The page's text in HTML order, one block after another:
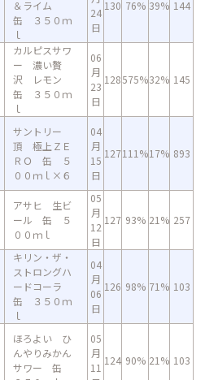
＆ライム
缶 ３５０ｍ
ｌ
24
日
130 76% 39% 144
カルピスサワ
ー 濃い贅
沢 レモン
缶 ３５０ｍ
ｌ
06
月
23
日
128575%32% 145
サントリー
頂 極上ＺＥ
ＲＯ 缶 ５
００ｍｌ×６
04
月
15
日
127111%17% 893
アサヒ 生ビ
ール 缶 ５
００ｍｌ
05
月
12
日
127 93% 21% 257
キリン・ザ・
ストロングハ
ードコーラ
缶 ３５０ｍ
ｌ
04
月
06
日
126 98% 71% 103
ほろよい ひ
んやりみかん
サワー 缶
05
月
11
124 90% 21% 103